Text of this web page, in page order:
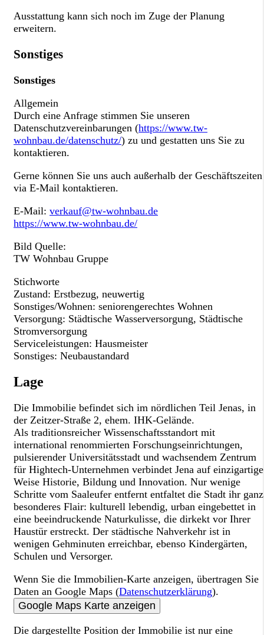
Ausstattung kann sich noch im Zuge der Planung
erweitern.
Sonstiges
Sonstiges
Allgemein
Durch eine Anfrage stimmen Sie unseren
Datenschutzvereinbarungen (https://www.tw-
wohnbau.de/datenschutz/) zu und gestatten uns Sie zu
kontaktieren.
Gerne können Sie uns auch außerhalb der Geschäftszeiten
via E-Mail kontaktieren.
E-Mail: verkauf@tw-wohnbau.de
https://www.tw-wohnbau.de/
Bild Quelle:
TW Wohnbau Gruppe
Stichworte
Zustand: Erstbezug, neuwertig
Sonstiges/Wohnen: seniorengerechtes Wohnen
Versorgung: Städtische Wasserversorgung, Städtische
Stromversorgung
Serviceleistungen: Hausmeister
Sonstiges: Neubaustandard
Lage
Die Immobilie befindet sich im nördlichen Teil Jenas, in
der Zeitzer-Straße 2, ehem. IHK-Gelände.
Als traditionsreicher Wissenschaftsstandort mit
international renommierten Forschungseinrichtungen,
pulsierender Universitätsstadt und wachsendem Zentrum
für Hightech-Unternehmen verbindet Jena auf einzigartige
Weise Historie, Bildung und Innovation. Nur wenige
Schritte vom Saaleufer entfernt entfaltet die Stadt ihr ganz
besonderes Flair: kulturell lebendig, urban eingebettet in
eine beeindruckende Naturkulisse, die dirkekt vor Ihrer
Haustür erstreckt. Der städtische Nahverkehr ist in
wenigen Gehminuten erreichbar, ebenso Kindergärten,
Schulen und Versorger.
Wenn Sie die Immobilien-Karte anzeigen, übertragen Sie
Daten an Google Maps (Datenschutzerklärung).
Google Maps Karte anzeigen
Die dargestellte Position der Immobilie ist nur eine